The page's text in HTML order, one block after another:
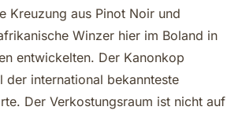
Kreuzung aus Pinot Noir und
Winzer hier im Boland in
entwickelten. Der Kanonkop
der international bekannteste
Der Verkostungsraum ist nicht auf